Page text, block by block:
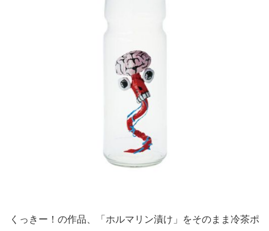
くっきー！の作品、「ホルマリン漬け」をそのまま冷茶ポ